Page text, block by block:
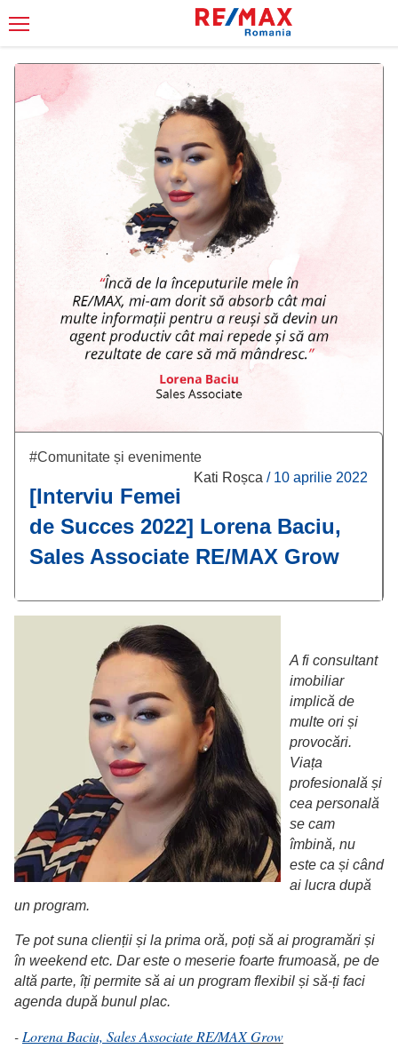
#Comunitate și evenimente
Kati Roșca / 10 aprilie 2022
[Interviu Femei
de Succes 2022] Lorena Baciu,
Sales Associate RE/MAX Grow
A fi consultant
imobiliar
implică de
multe ori și
provocări.
Viața
profesională și
cea personală
se cam
îmbină, nu
este ca și când
ai lucra după
un program.
Te pot suna clienții și la prima oră, poți să ai programări și
în weekend etc. Dar este o meserie foarte frumoasă, pe de
altă parte, îți permite să ai un program flexibil și să-ți faci
agenda după bunul plac.
- Lorena Baciu, Sales Associate RE/MAXGrow